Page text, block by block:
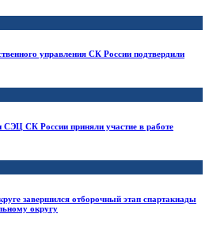
управления СК России подтвердили
СЭЦ СК России приняли участие в работе
завершился отборочный этап спартакиады
округу